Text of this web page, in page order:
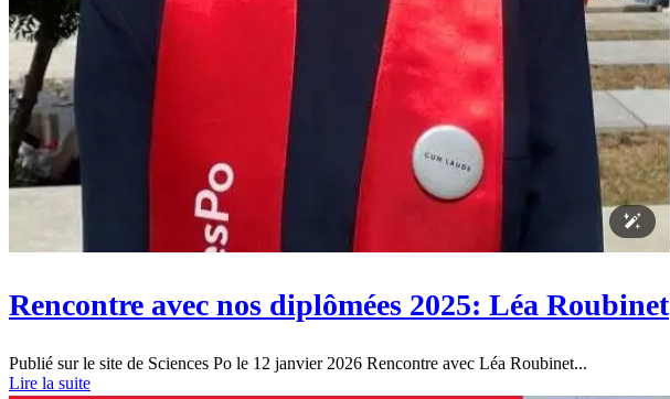
Rencontre avec nos diplômées 2025: Léa Roubinet
Publié sur le site de Sciences Po le 12 janvier 2026 Rencontre avec Léa Roubinet...
Lire la suite